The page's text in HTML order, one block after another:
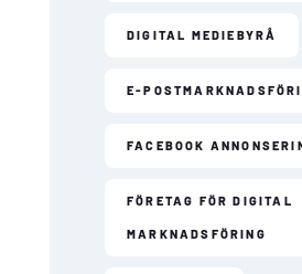
DIGITAL MEDIEBYRÅ
E-
FACEBOOK
FÖRETAG FÖR DIGITAL
MARKNADSFÖRING